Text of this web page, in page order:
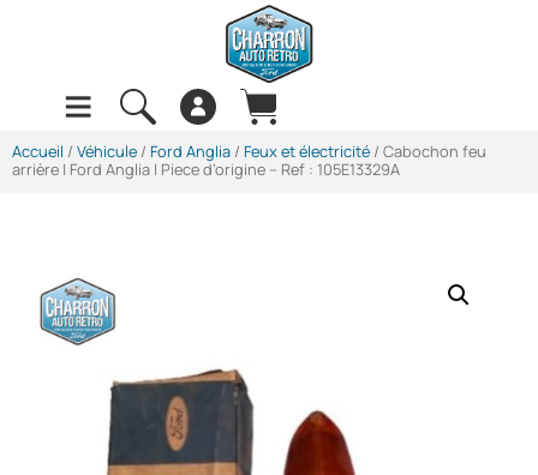
Accueil / Véhicule / Ford Anglia / Feux et électricité / Cabochon feu
arrière | Ford Anglia | Piece d’origine – Ref : 105E13329A